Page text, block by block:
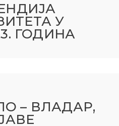
У
ГОДИНА
– ВЛАДАР,